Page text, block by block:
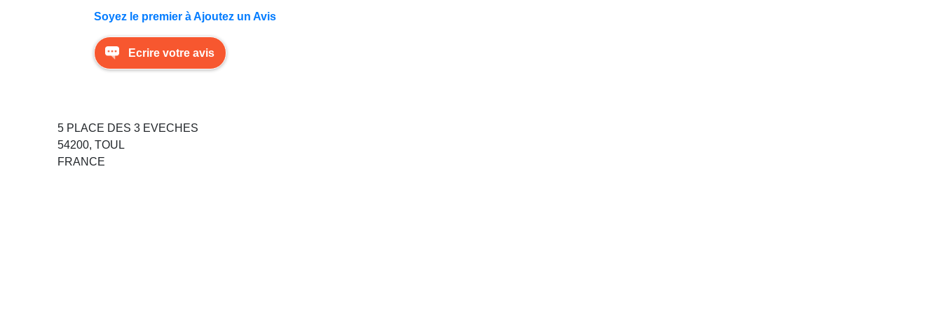
Soyez le premier à Ajoutez un Avis
Ecrire votre avis
5 PLACE DES 3 EVECHES
54200, TOUL
FRANCE